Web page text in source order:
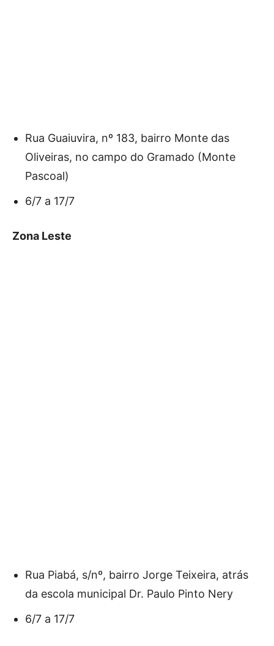
Rua Guaiuvira, nº 183, bairro Monte das
Oliveiras, no campo do Gramado (Monte
Pascoal)
6/7 a 17/7
Zona Leste
Rua Piabá, s/nº, bairro Jorge Teixeira, atrás
da escola municipal Dr. Paulo Pinto Nery
6/7 a 17/7